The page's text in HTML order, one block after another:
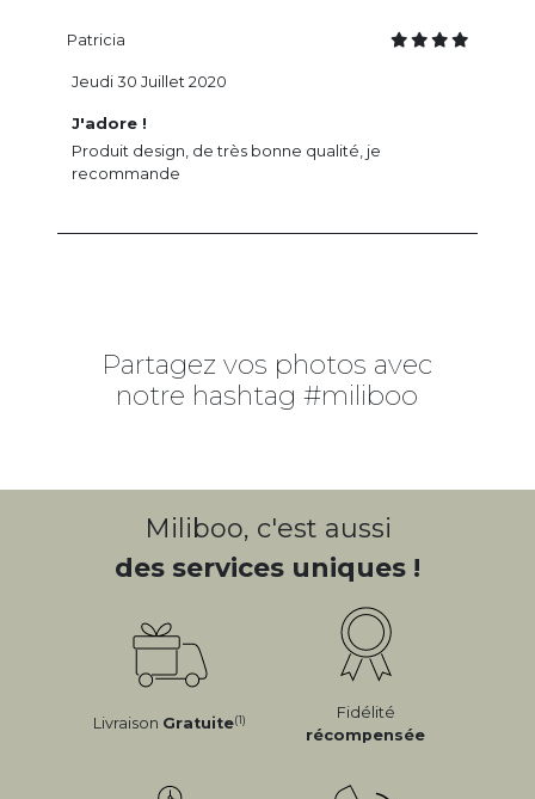
Patricia
J'adore !
Produit design, de très bonne qualité, je
recommande
Jeudi 30 Juillet 2020
Partagez vos photos avec
notre hashtag #miliboo
Miliboo, c'est aussi
des services uniques !
Livraison Gratuite(1)
Fidélité
récompensée